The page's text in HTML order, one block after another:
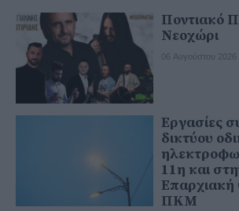
Ποντιακό
Νεοχώρι
06 Αυγούστου 2026
Εργασίες
δικτύου
11η και
Επαρχιακή
ΠΚΜ